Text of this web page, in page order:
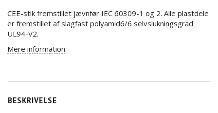
CEE-stik fremstillet jævnfør IEC 60309-1 og 2. Alle plastdele
er fremstillet af slagfast polyamid6/6 selvslukningsgrad
UL94-V2.
Mere information
BESKRIVELSE